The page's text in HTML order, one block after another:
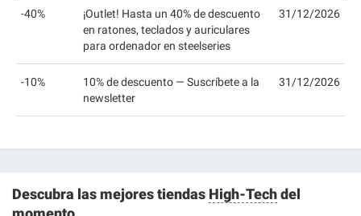
-40%
¡Outlet! Hasta un 40% de descuento
en ratones, teclados y auriculares
para ordenador en steelseries
31/12/2026
-10%
10% de descuento — Suscríbete a la
newsletter
31/12/2026
Descubra las mejores tiendas High-Techdel